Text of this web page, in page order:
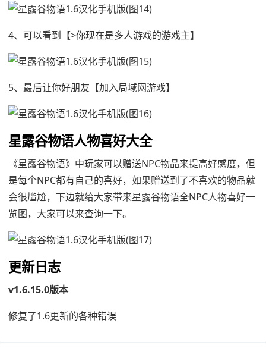
4、可以看到【>你现在是多人游戏的游戏主】
5、最后让你好朋友【加入局域网游戏】
星露谷物语人物喜好大全
《星露谷物语》中玩家可以赠送NPC物品来提高好感度，但
是每个NPC都有自己的喜好，如果赠送到了不喜欢的物品就
会很尴尬，下边就给大家带来星露谷物语全NPC人物喜好一
览图，大家可以来查询一下。
更新日志
v1.6.15.0版本
修复了1.6更新的各种错误